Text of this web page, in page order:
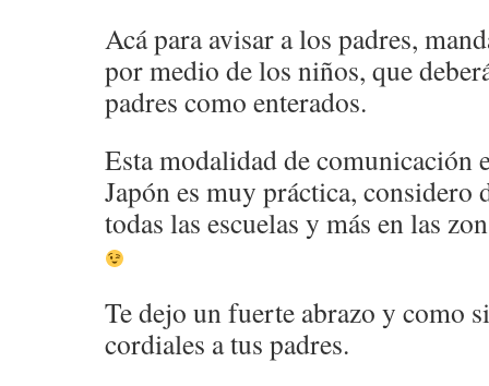
Acá para avisar a los padres,
por medio de los niños, que
padres como enterados.
Esta modalidad de comunicación
Japón es muy práctica, considero
todas las escuelas y más en las
Te dejo un fuerte abrazo y como
cordiales a tus padres.